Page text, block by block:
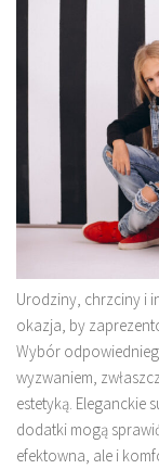
Urodziny, chrzciny i
okazja, by
Wybór
wyzwaniem,
estetyką. Eleganckie
dodatki mogą
efektowna, ale i